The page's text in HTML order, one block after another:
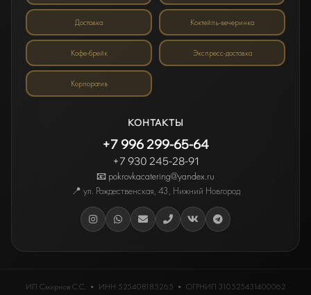
Доставка Коктейль-вечеринка
Кофе-брейк Экспресс-доставка
Корпоратив
КОНТАКТЫ
+7 996 299-65-64
+7 930 245-28-91
📧 pokrovkacatering@yandex.ru
📍 ул. Рождественская, 43, Нижний Новгород
ИП Смирнов С.С.• ИНН 525408185265 • ОГРНИП 310525431400062